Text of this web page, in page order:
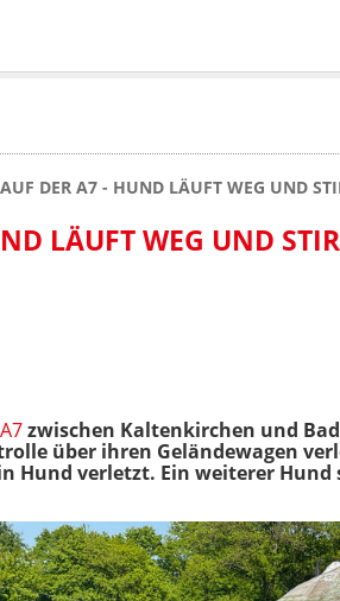
DER A7 - HUND LÄUFT WEG UND
LÄUFT WEG UND
A7zwischen Kaltenkirchen und
über ihren Geländewagen
Hund verletzt. Ein weiterer